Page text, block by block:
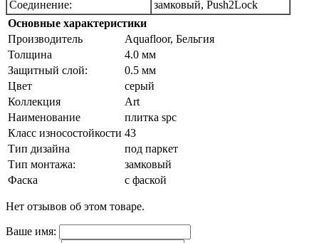
Соединение:
замковый, Push2Lock
Основные характеристики
Производитель
Aquafloor, Бельгия
Толщина
4.0 мм
Защитный слой:
0.5 мм
Цвет
серый
Коллекция
Art
Наименование
плитка spc
Класс износостойкости 43
Тип дизайна
под паркет
Тип монтажа:
замковый
Фаска
с фаской
Нет отзывов об этом товаре.
Ваше имя: